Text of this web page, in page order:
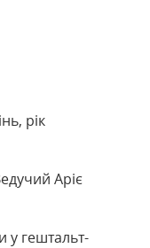
рік
Аріє
у гештальт-